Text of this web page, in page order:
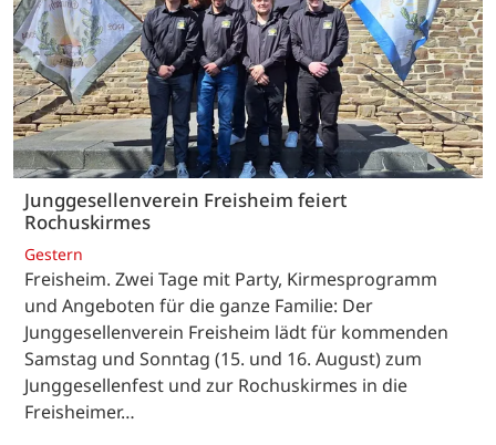
Junggesellenverein Freisheim feiert
Rochuskirmes
Gestern
Freisheim. Zwei Tage mit Party, Kirmesprogramm
und Angeboten für die ganze Familie: Der
Junggesellenverein Freisheim lädt für kommenden
Samstag und Sonntag (15. und 16. August) zum
Junggesellenfest und zur Rochuskirmes in die
Freisheimer…